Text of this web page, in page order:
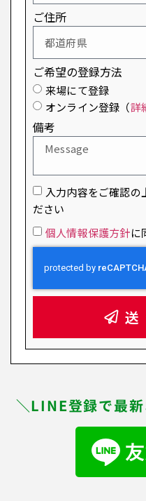
ご住所
ご希望の登録方法
来場にて登録
オンライン登録（詳
備考
入力内容をご確認の
ださい
個人情報保護方針に
＼LINE登録で最